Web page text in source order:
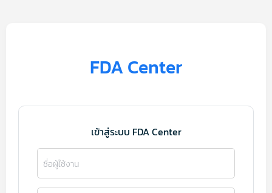
FDA Center
เข้าสู่ระบบ FDA Center
ชื่อผู้ใช้งาน